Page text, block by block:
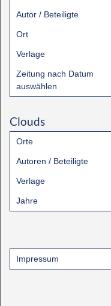
Autor / Beteiligte
Ort
Verlage
Zeitung nach Datum
auswählen
Clouds
Orte
Autoren / Beteiligte
Verlage
Jahre
Impressum